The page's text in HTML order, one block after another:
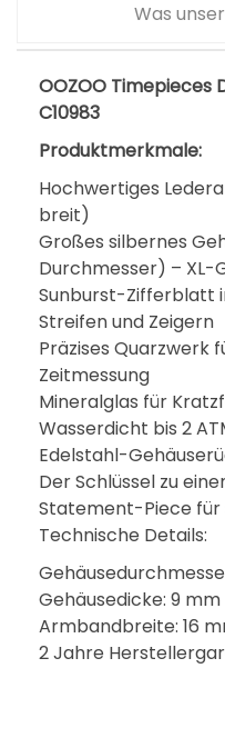
Was
OOZOO Timepieces
C10983
Produktmerkmale:
Hochwertiges
breit)
Großes silbernes
Durchmesser) – XL-
Sunburst-Zifferblatt
Streifen und Zeigern
Präzises Quarzwerk
Zeitmessung
Mineralglas für
Wasserdicht bis 2
Edelstahl-
Der Schlüssel zu
Statement-Piece für
Technische Details:
Gehäusedicke: 9 mm
Armbandbreite: 16
2 Jahre